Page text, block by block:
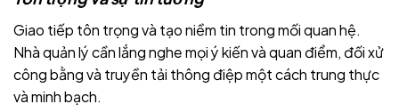
Giao tiếp tôn trọng và tạo niềm tin trong mối quan hệ.
Nhà quản lý cần lắng nghe mọi ý kiến và quan điểm, đối xử
công bằng và truyền tải thông điệp một cách trung thực
và minh bạch.